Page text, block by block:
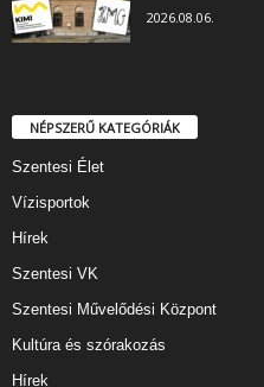
2026.08.06.
NÉPSZERŰ KATEGÓRIÁK
Szentesi Élet
Vízisportok
Hírek
Szentesi VK
Szentesi Művelődési Központ
Kultúra és szórakozás
Hírek